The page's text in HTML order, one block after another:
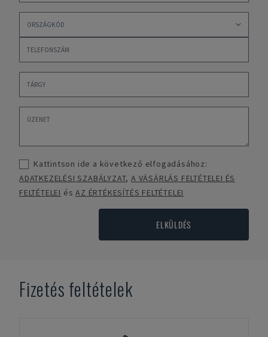
Kattintson ide a következő elfogadásához:
ADATKEZELÉSI SZABÁLYZAT,A VÁSÁRLÁS FELTÉTELEI ÉS
FELTÉTELEI ésAZ ÉRTÉKESÍTÉS FELTÉTELEI
ELKÜLDÉS
Fizetés feltételek